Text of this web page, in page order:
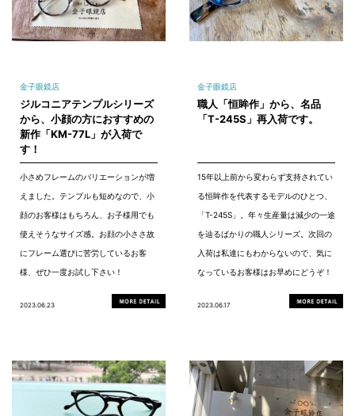
金子眼鏡店
ジルコニアテンプルシリーズ
から、小顔の方におすすめの
新作「KM-77L」が入荷で
す！
小さめフレームのバリエーションが増
えました。テンプルも短めなので、小
顔のお客様はもちろん、お子様用でも
使えそうなサイズ感。お顔の小ささ故
にフレーム選びに苦労しているお客
様、ぜひ一度お試し下さい！
2023.06.23
金子眼鏡店
職人「恒眸作」から、名品
「T-245S」再入荷です。
15年以上前から変わらず支持されてい
る恒眸作を代表するモデルのひとつ、
「T-245S」。年々生産量は減少の一途
を辿るばかりの職人シリーズ。次回の
入荷は私達にもわからないので、気に
なっているお客様はお早めにどうぞ！
2023.06.17